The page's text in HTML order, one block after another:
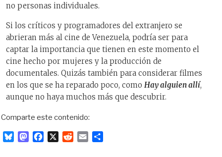
no personas individuales.
Si los críticos y programadores del extranjero se
abrieran más al cine de Venezuela, podría ser para
captar la importancia que tienen en este momento el
cine hecho por mujeres y la producción de
documentales. Quizás también para considerar filmes
en los que se ha reparado poco, como Hay alguien allí,
aunque no haya muchos más que descubrir.
Comparte este contenido:
M
X